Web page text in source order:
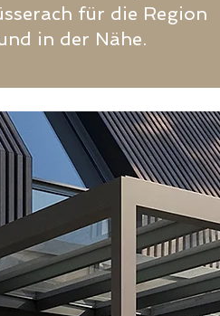
für die Region
in der Nähe.